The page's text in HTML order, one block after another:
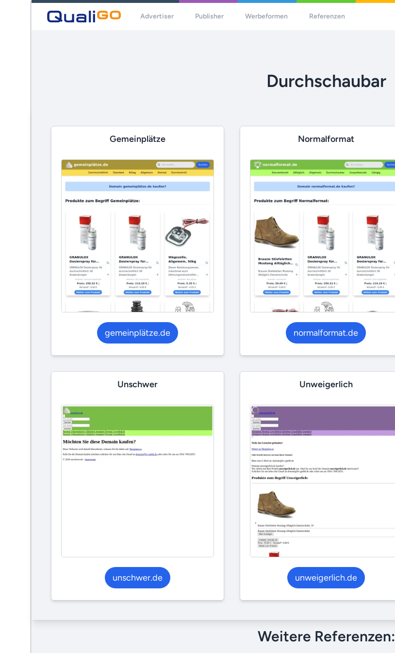
Advertiser Publisher Werbeformen Referenzen
Durchschaubar
Gemeinplätze
gemeinplätze.de
Normalformat
normalformat.de
Unschwer
unschwer.de
Unweigerlich
unweigerlich.de
Weitere Referenzen: